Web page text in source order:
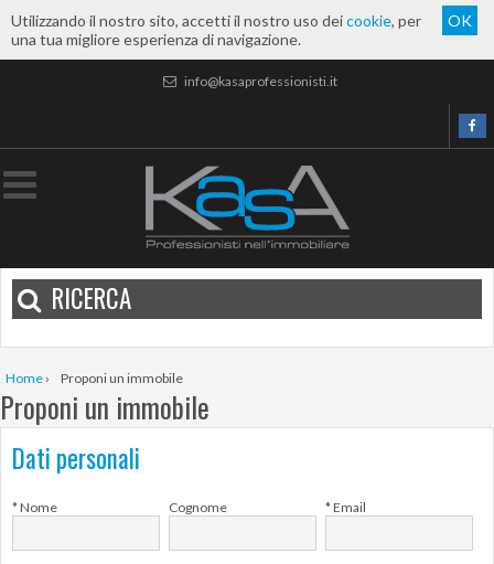
Utilizzando il nostro sito, accetti il nostro uso deicookie, per
una tua migliore esperienza di navigazione.
OK
info@kasaprofessionisti.it
RICERCA
Home › Proponi un immobile
Proponi un immobile
Dati personali
* Nome Cognome * Email